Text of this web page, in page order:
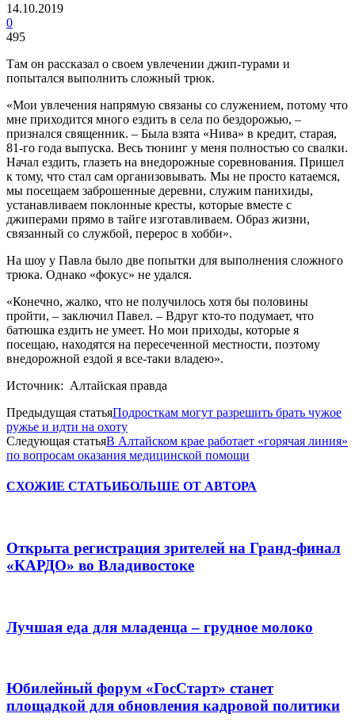
14.10.2019
0
495
Там он рассказал о своем увлечении джип-турами и
попытался выполнить сложный трюк.
«Мои увлечения напрямую связаны со служением, потому что
мне приходится много ездить в села по бездорожью, –
признался священник. – Была взята «Нива» в кредит, старая,
81-го года выпуска. Весь тюнинг у меня полностью со свалки.
Начал ездить, глазеть на внедорожные соревнования. Пришел
к тому, что стал сам организовывать. Мы не просто катаемся,
мы посещаем заброшенные деревни, служим панихиды,
устанавливаем поклонные кресты, которые вместе с
джиперами прямо в тайге изготавливаем. Образ жизни,
связанный со службой, перерос в хобби».
На шоу у Павла было две попытки для выполнения сложного
трюка. Однако «фокус» не удался.
«Конечно, жалко, что не получилось хотя бы половины
пройти, – заключил Павел. – Вдруг кто-то подумает, что
батюшка ездить не умеет. Но мои приходы, которые я
посещаю, находятся на пересеченной местности, поэтому
внедорожной ездой я все-таки владею».
Источник: Алтайская правда
Предыдущая статьяПодросткам могут разрешить брать чужое
ружье и идти на охоту
Следующая статьяВ Алтайском крае работает «горячая линия»
по вопросам оказания медицинской помощи
СХОЖИЕ СТАТЬИБОЛЬШЕ ОТ АВТОРА
Открыта регистрация зрителей на Гранд-финал
«КАРДО» во Владивостоке
Лучшая еда для младенца – грудное молоко
Юбилейный форум «ГосСтарт» станет
площадкой для обновления кадровой политики